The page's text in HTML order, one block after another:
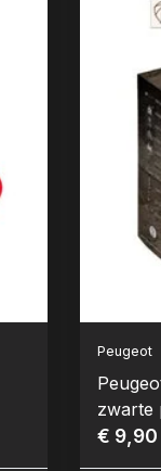
Peugeot
zwarte
Serie)
€ 9,90